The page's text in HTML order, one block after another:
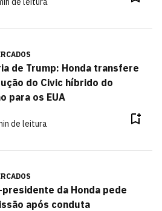
de Trump: Honda transfere
do Civic híbrido do
para os EUA
de leitura
da Honda pede
após conduta